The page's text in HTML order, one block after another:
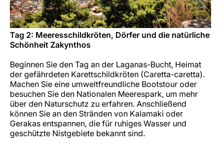
Tag 2: Meeresschildkröten, Dörfer und die natürliche
Schönheit Zakynthos
Beginnen Sie den Tag an der Laganas-Bucht, Heimat
der gefährdeten Karettschildkröten (Caretta-caretta).
Machen Sie eine umweltfreundliche Bootstour oder
besuchen Sie den Nationalen Meerespark, um mehr
über den Naturschutz zu erfahren. Anschließend
können Sie an den Stränden von Kalamaki oder
Gerakas entspannen, die für ruhiges Wasser und
geschützte Nistgebiete bekannt sind.